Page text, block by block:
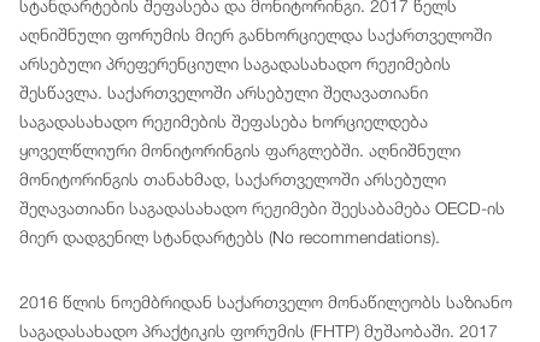
სტანდარტების შეფასება და მონიტორინგი. 2017 წელს
აღნიშნული ფორუმის მიერ განხორციელდა საქართველოში
არსებული პრეფერენციული საგადასახადო რეჟიმების
შესწავლა. საქართველოში არსებული შეღავათიანი
საგადასახადო რეჟიმების შეფასება ხორციელდება
ყოველწლიური მონიტორინგის ფარგლებში. აღნიშნული
მონიტორინგის თანახმად, საქართველოში არსებული
შეღავათიანი საგადასახადო რეჟიმები შეესაბამება OECD-ის
მიერ დადგენილ სტანდარტებს (No recommendations).
2016 წლის ნოემბრიდან საქართველო მონაწილეობს საზიანო
საგადასახადო პრაქტიკის ფორუმის (FHTP) მუშაობაში. 2017